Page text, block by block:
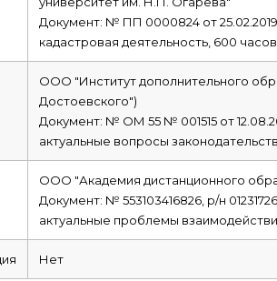
Документ: № ПП 0000824 от 25.02.2019
кадастровая деятельность, 600 часов
ООО "Институт дополнительного
Достоевского")
Документ: № ОМ 55 № 001515 от
актуальные вопросы
ООО "Академия дистанционного
Документ: № 553103416826, р/н
актуальные проблемы
Нет